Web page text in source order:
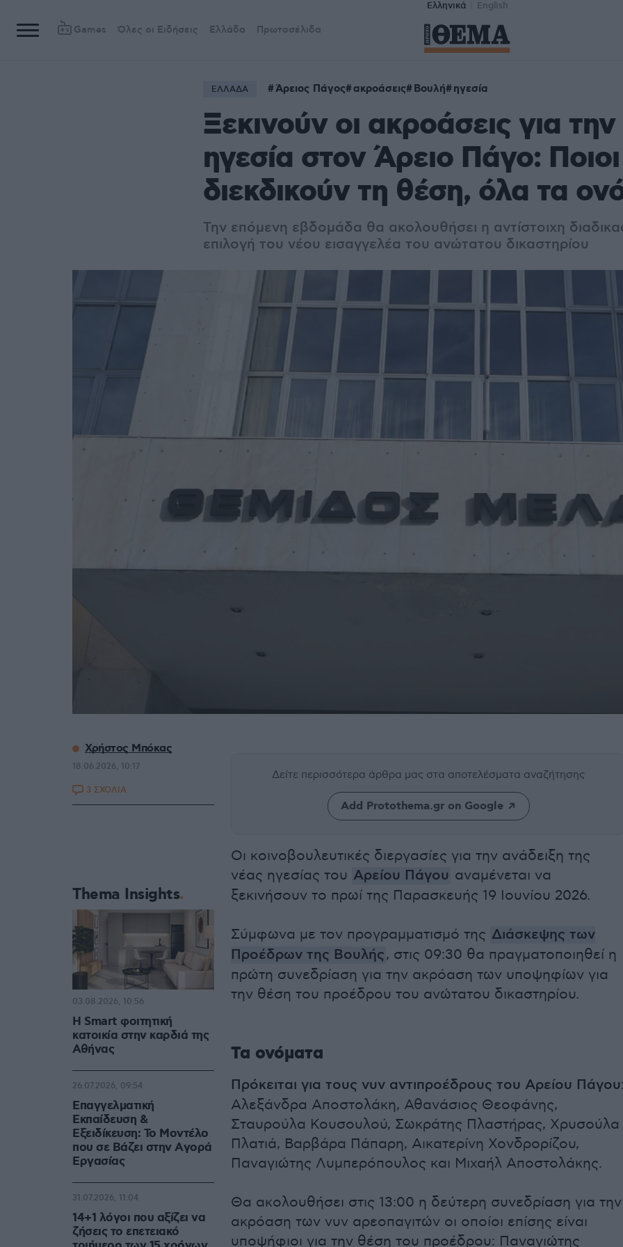
Ελληνικά English
Games Όλες οι Ειδήσεις Ελλάδα Πρωτοσέλιδα
ΕΛΛΑΔΑ Άρειος Πάγος ακροάσεις Βουλή ηγεσία
Ξεκινούν οι ακροάσεις για
ηγεσία στον Άρειο Πάγο: Ποιοι
διεκδικούν τη θέση, όλα τα
Την επόμενη εβδομάδα θα ακολουθήσει η αντίστοιχη
επιλογή του νέου εισαγγελέα του ανώτατου δικαστηρίου
Δείτε περισσότερα άρθρα μας στα αποτελέσματα αναζήτησης
Add Protothema.gr on Google
Οι κοινοβουλευτικές διεργασίες για την ανάδειξη της
νέας ηγεσίας του Αρείου Πάγου αναμένεται να
ξεκινήσουν το πρωί της Παρασκευής 19 Ιουνίου 2026.
Σύμφωνα με τον προγραμματισμό της Διάσκεψης των
Προέδρων της Βουλής, στις 09:30 θα πραγματοποιηθεί η
πρώτη συνεδρίαση για την ακρόαση των υποψηφίων για
την θέση του προέδρου του ανώτατου δικαστηρίου.
Τα ονόματα
Πρόκειται για τους νυν αντιπροέδρους του Αρείου
Αλεξάνδρα Αποστολάκη, Αθανάσιος Θεοφάνης,
Σταυρούλα Κουσουλού, Σωκράτης Πλαστήρας, Χρυσούλα
Πλατιά, Βαρβάρα Πάπαρη, Αικατερίνη Χονδρορίζου,
Παναγιώτης Λυμπερόπουλος και Μιχαήλ Αποστολάκης.
Θα ακολουθήσει στις 13:00 η δεύτερη συνεδρίαση για την
ακρόαση των νυν αρεοπαγιτών οι οποίοι επίσης είναι
υποψήφιοι για την θέση του προέδρου: Παναγιώτης
Χρήστος Μπόκας
18.06.2026, 10:17
3 ΣΧΟΛΙΑ
Thema Insights
Η Smart φοιτητική
κατοικία στην καρδιά της
Αθήνας
03.08.2026, 10:56
Επαγγελματική
Εκπαίδευση &
Εξειδίκευση: Το Mοντέλο
που σε Bάζει στην Aγορά
Eργασίας
26.07.2026, 09:54
14+1 λόγοι που αξίζει να
ζήσεις το επετειακό
31.07.2026, 11:04